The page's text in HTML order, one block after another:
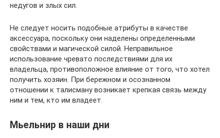
недугов и злых сил.
Не следует носить подобные атрибуты в качестве
аксессуара, поскольку они наделены определенными
свойствами и магической силой. Неправильное
использование чревато последствиями для их
владельца, противоположное влияние от того, что хотел
получить хозяин. При бережном и осознанном
отношении к талисману возникает крепкая связь между
ним и тем, кто им владеет.
Мьельнир в наши дни